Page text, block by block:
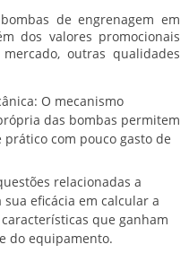
bombas de engrenagem em
dos valores promocionais
outras qualidades
O mecanismo
das bombas permitem
com pouco gasto de
relacionadas a
eficácia em calcular a
que ganham
do equipamento.